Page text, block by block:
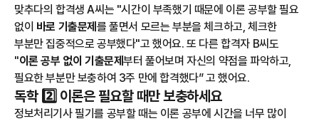
맞추다의 합격생 A씨는 "시간이 부족했기 때문에 이론 공부할 필요
없이 바로 기출문제를 풀면서 모르는 부분을 체크하고, 체크한
부분만 집중적으로 공부했다"고 했어요. 또 다른 합격자 B씨도
"이론 공부 없이 기출문제부터 풀어보며 자신의 약점을 파악하고,
필요한 부분만 보충하여 3주 만에 합격했다” 고 했어요.
독학 2️⃣ 이론은 필요할 때만 보충하세요
정보처리기사 필기를 공부할 때는 이론 공부에 시간을 너무 많이